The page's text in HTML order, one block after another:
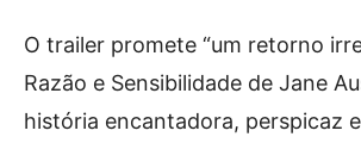
O trailer promete “um retorno
Razão e Sensibilidade de Jane
história encantadora, perspicaz e